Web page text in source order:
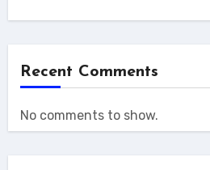
Recent Comments
No comments to show.